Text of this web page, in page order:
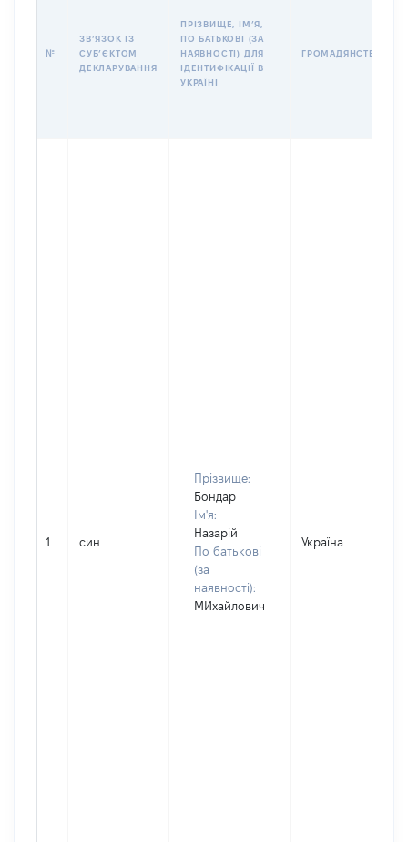
№
ЗВʼЯЗОК ІЗ
СУБʼЄКТОМ
ДЕКЛАРУВАННЯ
ПРІЗВИЩЕ, ІМʼЯ,
ПО БАТЬКОВІ (ЗА
НАЯВНОСТІ) ДЛЯ
ІДЕНТИФІКАЦІЇ В
УКРАЇНІ
ГРОМАДЯНСТВО
1 син
Прізвище:
Бондар
Ім'я:
Назарій
По батькові
(за
наявності):
МИхайлович
Україна